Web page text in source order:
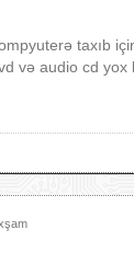
taxıb
və audio cd yox